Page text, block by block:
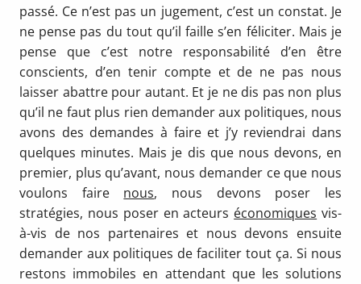
passé. Ce n’est pas un jugement, c’est un constat. Je
ne pense pas du tout qu’il faille s’en féliciter. Mais je
pense que c’est notre responsabilité d’en être
conscients, d’en tenir compte et de ne pas nous
laisser abattre pour autant. Et je ne dis pas non plus
qu’il ne faut plus rien demander aux politiques, nous
avons des demandes à faire et j’y reviendrai dans
quelques minutes. Mais je dis que nous devons, en
premier, plus qu’avant, nous demander ce que nous
voulons faire nous, nous devons poser les
stratégies, nous poser en acteurs économiques vis-
à-vis de nos partenaires et nous devons ensuite
demander aux politiques de faciliter tout ça. Si nous
restons immobiles en attendant que les solutions